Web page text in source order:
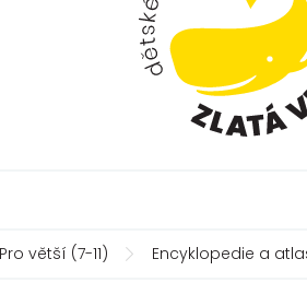
Pro větší (7-11) Encyklopedie a